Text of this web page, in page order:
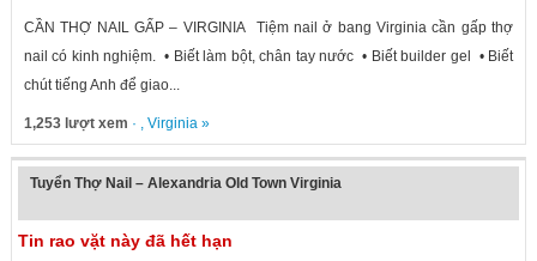
CẦN THỢ NAIL GẤP – VIRGINIA Tiệm nail ở bang Virginia cần gấp thợ
nail có kinh nghiệm. • Biết làm bột, chân tay nước • Biết builder gel • Biết
chút tiếng Anh để giao...
1,253 lượt xem · , Virginia»
Tuyển Thợ Nail – Alexandria Old Town Virginia
Tin rao vặt này đã hết hạn